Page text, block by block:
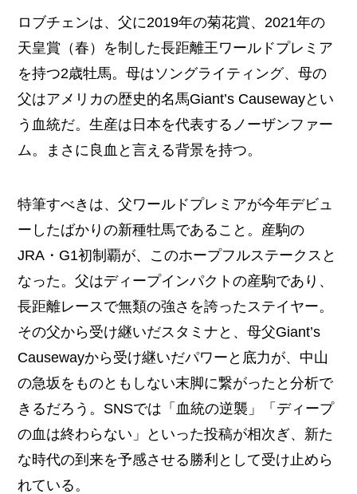
ロブチェンは、父に2019年の菊花賞、2021年の
天皇賞（春）を制した長距離王ワールドプレミア
を持つ2歳牡馬。母はソングライティング、母の
父はアメリカの歴史的名馬Giant’s Causewayとい
う血統だ。生産は日本を代表するノーザンファー
ム。まさに良血と言える背景を持つ。
特筆すべきは、父ワールドプレミアが今年デビュ
ーしたばかりの新種牡馬であること。産駒の
JRA・G1初制覇が、このホープフルステークスと
なった。父はディープインパクトの産駒であり、
長距離レースで無類の強さを誇ったステイヤー。
その父から受け継いだスタミナと、母父Giant’s
Causewayから受け継いだパワーと底力が、中山
の急坂をものともしない末脚に繋がったと分析で
きるだろう。SNSでは「血統の逆襲」「ディープ
の血は終わらない」といった投稿が相次ぎ、新た
な時代の到来を予感させる勝利として受け止めら
れている。